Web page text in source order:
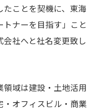
ことを契機に、東海
ナーを目指す」こと
社へと社名変更致し
域は建設・土地活用
オフィスビル・商業